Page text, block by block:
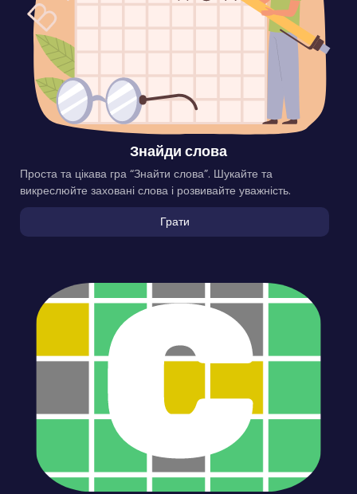
Знайди слова
Проста та цікава гра “Знайти слова”. Шукайте та
викреслюйте заховані слова і розвивайте уважність.
Грати